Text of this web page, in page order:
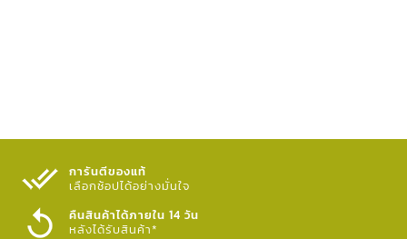
การันตีของแท้
เลือกช้อปได้อย่างมั่นใจ​
คืนสินค้าได้ภายใน 14 วัน
หลังได้รับสินค้า*